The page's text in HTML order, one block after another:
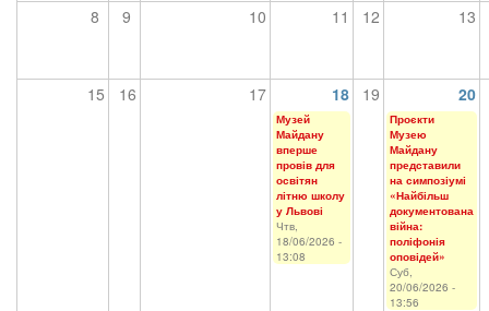
8 9 10 11 12 13
15 16 17 18 19 20
Музей
Майдану
вперше
провів для
освітян
літню школу
у Львові
Чтв,
18/06/2026 -
13:08
Проєкти
Музею
Майдану
представили
на симпозіумі
«Найбільш
документована
війна:
поліфонія
оповідей»
Суб,
20/06/2026 -
13:56